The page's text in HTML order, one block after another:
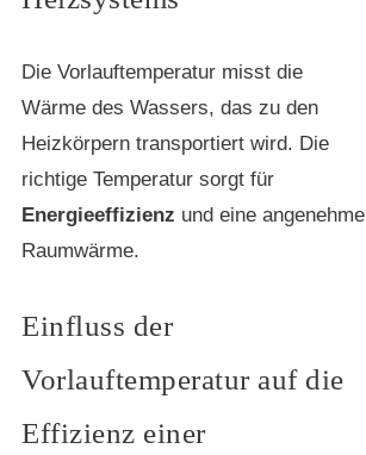
Die Vorlauftemperatur misst die
Wärme des Wassers, das zu den
Heizkörpern transportiert wird. Die
richtige Temperatur sorgt für
Energieeffizienz und eine angenehme
Raumwärme.
Einfluss der
Vorlauftemperatur auf die
Effizienz einer